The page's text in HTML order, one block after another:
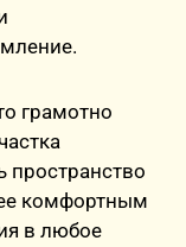
грамотно
пространство
комфортным
в любое